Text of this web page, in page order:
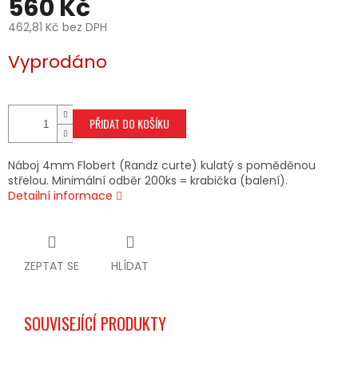
560 Kč
462,81 Kč bez DPH
cena:
Vyprodáno
PŘIDAT DO KOŠÍKU
Náboj 4mm Flobert (Randz curte) kulatý s poměděnou
střelou. Minimální odběr 200ks = krabička (balení).
Detailní informace
ZEPTAT SE HLÍDAT
SOUVISEJÍCÍ PRODUKTY